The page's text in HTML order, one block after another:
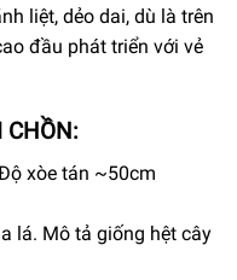
liệt, dẻo dai, dù là trên
đầu phát triển với vẻ
CHỒN:
xòe tán ~50cm
lá. Mô tả giống hệt cây